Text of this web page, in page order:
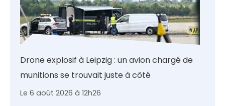
Drone explosif à Leipzig : un avion chargé de
munitions se trouvait juste à côté
Le 6 août 2026 à 12h26